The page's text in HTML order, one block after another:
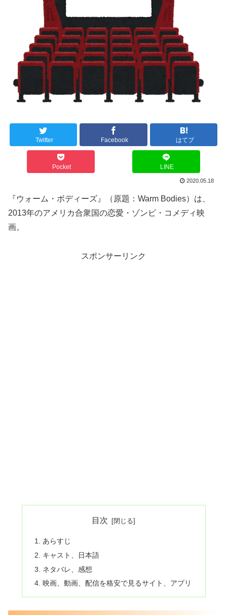
Twitter Facebook はてブ
Pocket LINE
2020.05.18
『ウォーム・ボディーズ』（原題：Warm Bodies）は、
2013年のアメリカ合衆国の恋愛・ゾンビ・コメディ映
画。
スポンサーリンク
目次
あらすじ
キャスト、日本語
ネタバレ、感想
映画、動画、配信を格安で見るサイト、アプリ